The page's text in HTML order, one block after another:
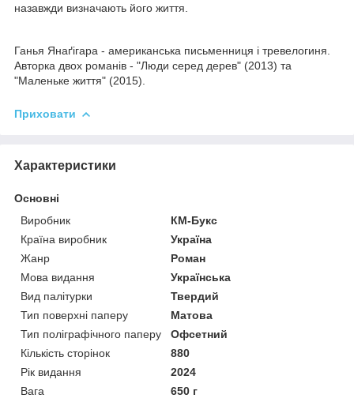
назавжди визначають його життя.
Ганья Янаґігара - американська письменниця і тревелогиня.
Авторка двох романів - "Люди серед дерев" (2013) та
"Маленьке життя" (2015).
Приховати
Характеристики
Основні
Виробник
КМ-Букс
Країна виробник
Україна
Жанр
Роман
Мова видання
Українська
Вид палітурки
Твердий
Тип поверхні паперу
Матова
Тип поліграфічного паперу
Офсетний
Кількість сторінок
880
Рік видання
2024
Вага
650 г